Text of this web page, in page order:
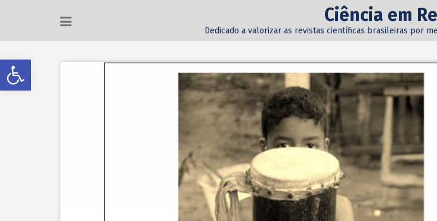
Abrir a barra de ferramentas
Ciência em
Dedicado a valorizar as revistas científicas brasileiras por